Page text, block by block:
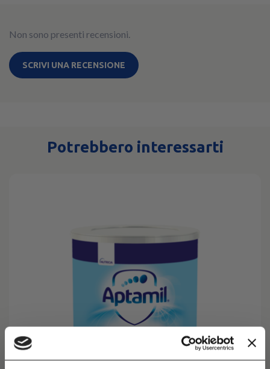
Non sono presenti recensioni.
SCRIVI UNA RECENSIONE
Potrebbero interessarti